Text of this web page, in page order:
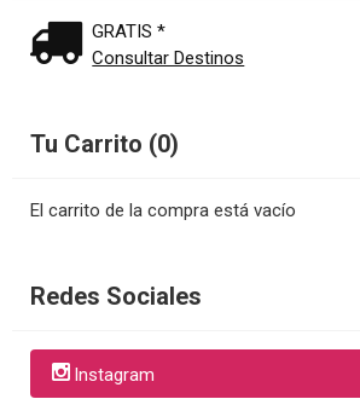
GRATIS *
Consultar Destinos
Tu Carrito (0)
El carrito de la compra está vacío
Redes Sociales
Instagram